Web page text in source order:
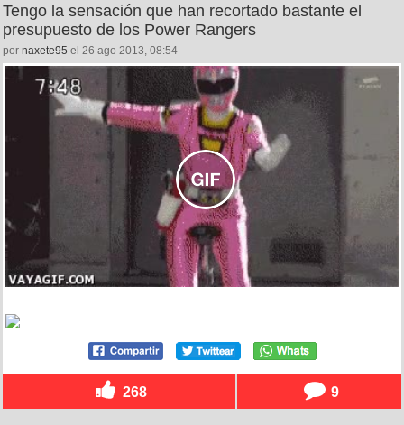
Tengo la sensación que han recortado bastante el
presupuesto de los Power Rangers
por naxete95 el 26 ago 2013, 08:54
268 9